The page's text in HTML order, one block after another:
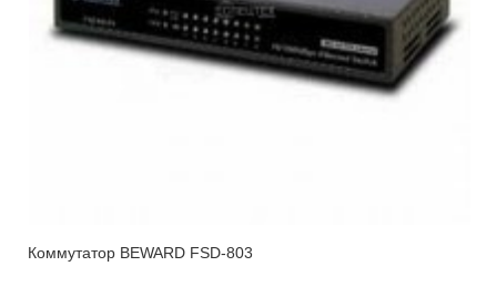
Коммутатор BEWARD FSD-803